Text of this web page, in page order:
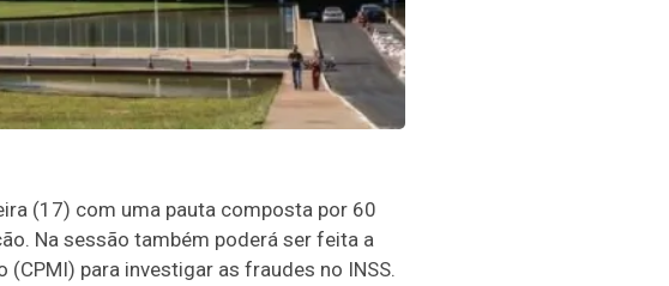
(17) com uma pauta composta por 60
Na sessão também poderá ser feita a
para investigar as fraudes no INSS.